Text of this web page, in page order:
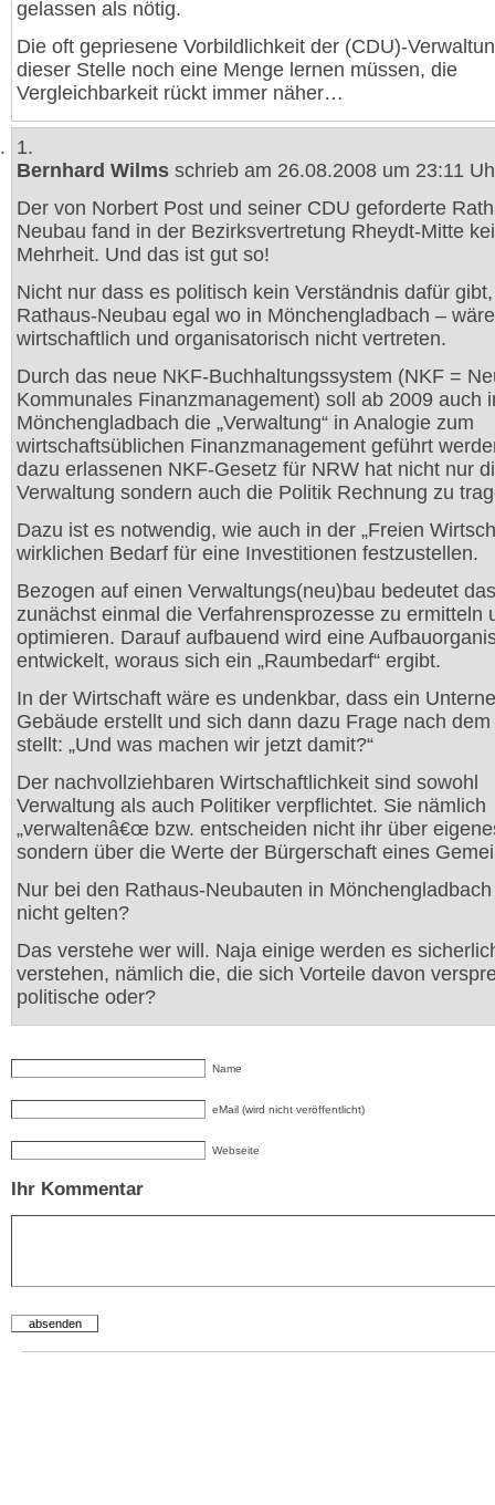
gelassen als nötig.
Die oft gepriesene Vorbildlichkeit der (CDU)-
dieser Stelle noch eine Menge lernen müssen, die
Vergleichbarkeit rückt immer näher…
1.
Bernhard Wilms schrieb am 26.08.2008 um 23:11
Der von Norbert Post und seiner CDU geforderte
Neubau fand in der Bezirksvertretung Rheydt-Mitte
Mehrheit. Und das ist gut so!
Nicht nur dass es politisch kein Verständnis dafür
Rathaus-Neubau egal wo in Mönchengladbach –
wirtschaftlich und organisatorisch nicht vertreten.
Durch das neue NKF-Buchhaltungssystem (NKF =
Kommunales Finanzmanagement) soll ab 2009 auch
Mönchengladbach die „Verwaltung“ in Analogie zum
wirtschaftsüblichen Finanzmanagement geführt
dazu erlassenen NKF-Gesetz für NRW hat nicht nur
Verwaltung sondern auch die Politik Rechnung zu
Dazu ist es notwendig, wie auch in der „Freien
wirklichen Bedarf für eine Investitionen festzustellen.
Bezogen auf einen Verwaltungs(neu)bau bedeutet
zunächst einmal die Verfahrensprozesse zu ermitteln
optimieren. Darauf aufbauend wird eine
entwickelt, woraus sich ein „Raumbedarf“ ergibt.
In der Wirtschaft wäre es undenkbar, dass ein
Gebäude erstellt und sich dann dazu Frage nach
stellt: „Und was machen wir jetzt damit?“
Der nachvollziehbaren Wirtschaftlichkeit sind sowohl
Verwaltung als auch Politiker verpflichtet. Sie nämlich
„verwaltenâ€œ bzw. entscheiden nicht ihr über
sondern über die Werte der Bürgerschaft eines
Nur bei den Rathaus-Neubauten in
nicht gelten?
Das verstehe wer will. Naja einige werden es
verstehen, nämlich die, die sich Vorteile davon
politische oder?
Name
eMail (wird nicht veröffentlicht)
Webseite
Ihr Kommentar